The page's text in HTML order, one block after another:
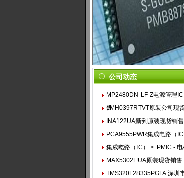
公司动态
MP2480DN-LF-Z电源管理
售
LMH0397RTVT原装公司现
INA122UA新到原装现货销售
PCA9555PWR集成电路（
口 - I/O…
集成电路（IC） > PMIC -
MAX5302EUA原装现货销售
TMS320F28335PGFA 深圳